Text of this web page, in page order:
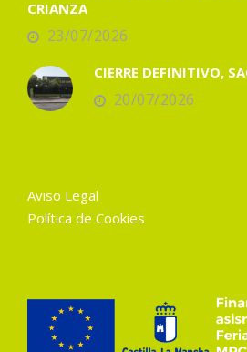
CRIANZA
23/07/2026
CIERRE DEFINITIVO,
20/07/2026
Aviso Legal
Política de Cookies